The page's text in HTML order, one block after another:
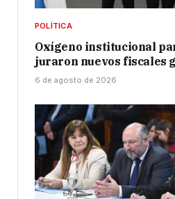
POLÍTICA
Oxígeno institucional
juraron nuevos fiscales
6 de agosto de 2026